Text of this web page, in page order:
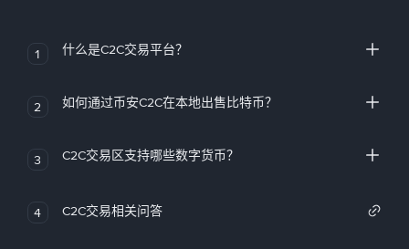
1 什么是C2C交易平台？
2 如何通过币安C2C在本地出售比特币？
3 C2C交易区支持哪些数字货币？
4 C2C交易相关问答